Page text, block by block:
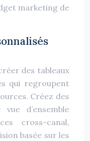
marketing de
des tableaux
qui regroupent
Créez des
d’ensemble
cross-canal,
basée sur les